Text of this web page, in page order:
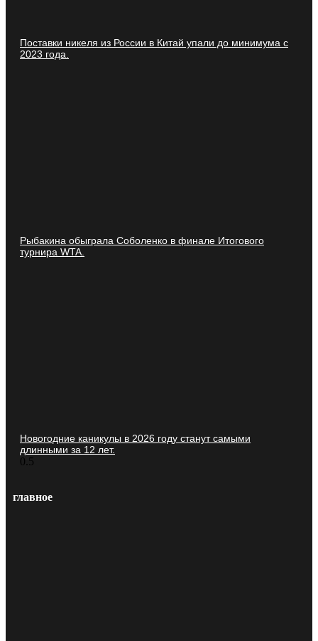
Поставки никеля из России в Китай упали до минимума с
2023 года.
Рыбакина обыграла Соболенко в финале Итогового
турнира WTA.
Новогодние каникулы в 2026 году станут самыми
длинными за 12 лет.
главное